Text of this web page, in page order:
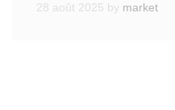
28 août 2025 by market